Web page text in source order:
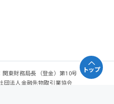
東財務局長（登金）第10号 加入協
団法人金融先物取引業協会
トップ